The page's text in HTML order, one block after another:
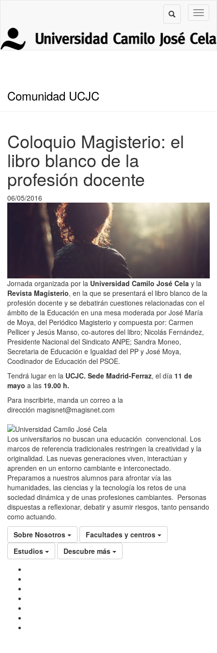
Comunidad UCJC
Coloquio Magisterio: el
libro blanco de la
profesión docente
06/05/2016
Jornada organizada por la Universidad Camilo José Cela y la
Revista Magisterio, en la que se presentará el libro blanco de la
profesión docente y se debatirán cuestiones relacionadas con el
ámbito de la Educación en una mesa moderada por José María
de Moya, del Periódico Magisterio y compuesta por: Carmen
Pellicer y Jesús Manso, co-autores del libro; Nicolás Fernández,
Presidente Nacional del Sindicato ANPE; Sandra Moneo,
Secretaria de Educación e Igualdad del PP y José Moya,
Coodinador de Educación del PSOE.
Tendrá lugar en la UCJC. Sede Madrid-Ferraz, el día 11 de
mayo a las 19.00 h.
Para inscribirte, manda un correo a la
dirección magisnet@magisnet.com
Los universitarios no buscan una educación convencional. Los
marcos de referencia tradicionales restringen la creatividad y la
originalidad. Las nuevas generaciones viven, interactúan y
aprenden en un entorno cambiante e interconectado.
Preparamos a nuestros alumnos para afrontar vía las
humanidades, las ciencias y la tecnología los retos de una
sociedad dinámica y de unas profesiones cambiantes. Personas
dispuestas a reflexionar, debatir y asumir riesgos, tanto pensando
como actuando.
Sobre Nosotros
Facultades y centros
Estudios
Descubre más